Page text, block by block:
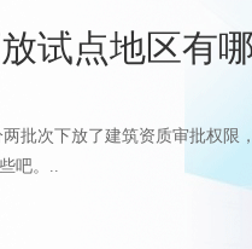
试点地区有
批次下放了建筑资质审批权限
吧。..